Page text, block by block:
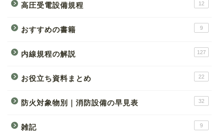
高圧受電設備規程 12
おすすめの書籍 9
内線規程の解説 127
お役立ち資料まとめ 22
防火対象物別｜消防設備の早見表 32
雑記 9